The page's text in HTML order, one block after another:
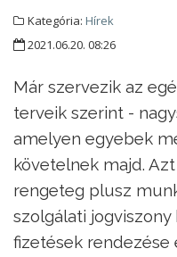
Kategória: Hírek
2021.06.20. 08:26
Már szervezik az
terveik szerint -
amelyen egyebek
követelnek majd.
rengeteg plusz
szolgálati
fizetések rendezése